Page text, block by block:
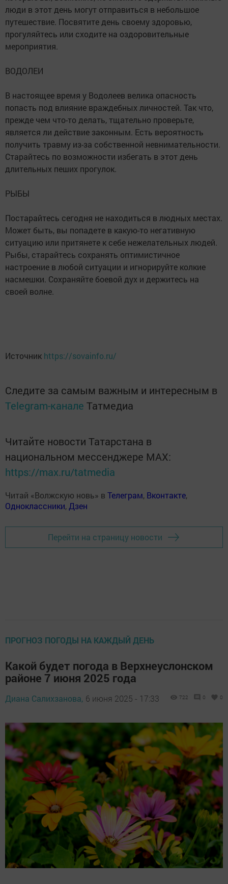
люди в этот день могут отправиться в небольшое
путешествие. Посвятите день своему здоровью,
прогуляйтесь или сходите на оздоровительные
мероприятия.
ВОДОЛЕИ
В настоящее время у Водолеев велика опасность
попасть под влияние враждебных личностей. Так что,
прежде чем что-то делать, тщательно проверьте,
является ли действие законным. Есть вероятность
получить травму из-за собственной невнимательности.
Старайтесь по возможности избегать в этот день
длительных пеших прогулок.
РЫБЫ
Постарайтесь сегодня не находиться в людных местах.
Может быть, вы попадете в какую-то негативную
ситуацию или притянете к себе нежелательных людей.
Рыбы, старайтесь сохранять оптимистичное
настроение в любой ситуации и игнорируйте колкие
насмешки. Сохраняйте боевой дух и держитесь на
своей волне.
Источник https://sovainfo.ru/
Следите за самым важным и интересным в
Telegram-канале Татмедиа
Читайте новости Татарстана в
национальном мессенджере MАХ:
https://max.ru/tatmedia
Читай «Волжскую новь» в Телеграм, Вконтакте,
Одноклассники, Дзен
Перейти на страницу новости
ПРОГНОЗ ПОГОДЫ НА КАЖДЫЙ ДЕНЬ
Какой будет погода в Верхнеуслонском
районе 7 июня 2025 года
Диана Салихзанова, 6 июня 2025 - 17:33 722 0 0